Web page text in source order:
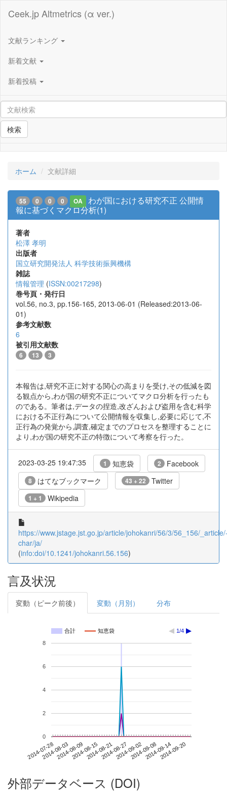
Ceek.jp Altmetrics (α ver.)
文献ランキング
新着文献
新着投稿
検索
ホーム 文献詳細
55 0 0 0 OA
わが国における研究不正 公開情
報に基づくマクロ分析(1)
著者
松澤 孝明
出版者
国立研究開発法人 科学技術振興機構
雑誌
情報管理 (ISSN:00217298)
巻号頁・発行日
vol.56, no.3, pp.156-165, 2013-06-01 (Released:2013-06-
01)
参考文献数
6
被引用文献数
6 13 3
本報告は,研究不正に対する関心の高まりを受け,その低減を図
る観点から,わが国の研究不正についてマクロ分析を行ったも
のである。筆者は,データの捏造,改ざんおよび盗用を含む科学
における不正行為について公開情報を収集し,必要に応じて,不
正行為の発覚から,調査,確定までのプロセスを整理することに
より,わが国の研究不正の特徴について考察を行った。
2023-03-25 19:47:35 1 知恵袋 2 Facebook
8 はてなブックマーク 43 + 22 Twitter
1 + 1 Wikipedia
https://www.jstage.jst.go.jp/article/johokanri/56/3/56_156/
char/ja/
(info:doi/10.1241/johokanri.56.156)
言及状況
変動（ピーク前後） 変動（月別） 分布
合計 知恵袋 1/4
2014-07-282014-08-032014-08-092014-08-152014-08-212014-08-272014-09-022014-09-082014-09-142014-09-20
0
2
4
6
8
外部データベース (DOI)